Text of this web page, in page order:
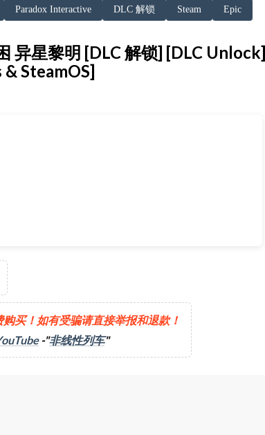
Paradox Interactive DLC 解锁 Steam Epic
异星黎明 [DLC 解锁] [DLC Unlock]
SteamOS]
买！如有受骗请直接举报和退款！
-"非线性列车"